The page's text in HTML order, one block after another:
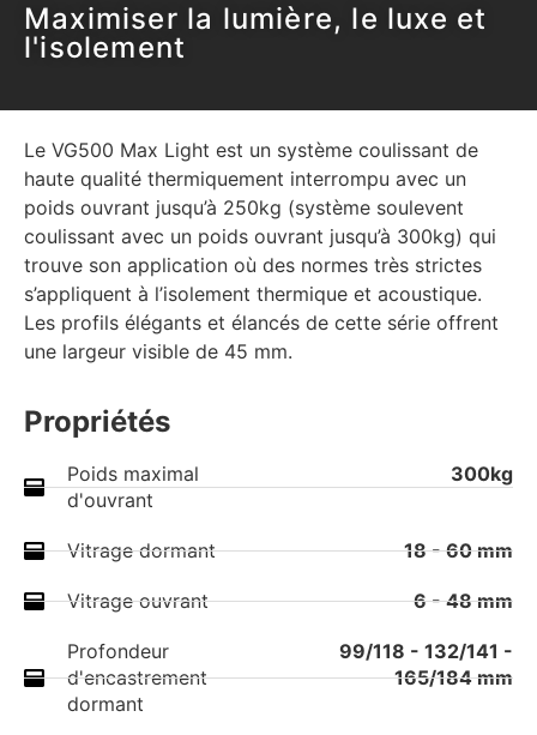
Maximiser la lumière, le luxe et
l'isolement
Le VG500 Max Light est un système coulissant de
haute qualité thermiquement interrompu avec un
poids ouvrant jusqu’à 250kg (système soulevent
coulissant avec un poids ouvrant jusqu’à 300kg) qui
trouve son application où des normes très strictes
s’appliquent à l’isolement thermique et acoustique.
Les profils élégants et élancés de cette série offrent
une largeur visible de 45 mm.
Propriétés
Poids maximal
d'ouvrant
300kg
Vitrage dormant 18 - 60 mm
Vitrage ouvrant 6 - 48 mm
Profondeur
d'encastrement
dormant
99/118 - 132/141 -
165/184 mm